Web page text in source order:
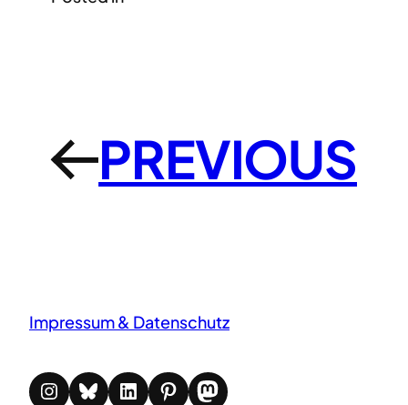
←PREVIOUS
Impressum & Datenschutz
Instagram Bluesky LinkedIn Pinterest Mastodon